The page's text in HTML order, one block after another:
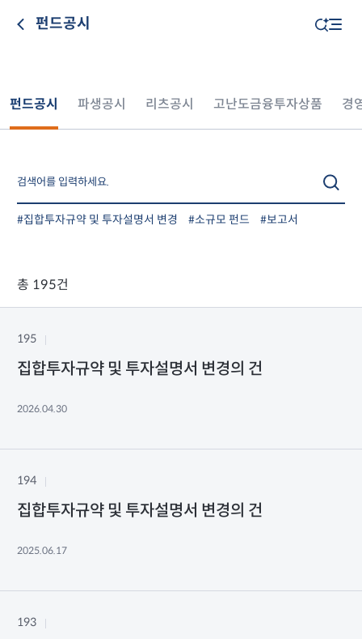
펀드공시
펀드공시 파생공시 리츠공시 고난도금융투자상품 경
#집합투자규약 및 투자설명서 변경 #소규모 펀드 #보고서
총 195건
195
집합투자규약 및 투자설명서 변경의 건
2026.04.30
194
집합투자규약 및 투자설명서 변경의 건
2025.06.17
193